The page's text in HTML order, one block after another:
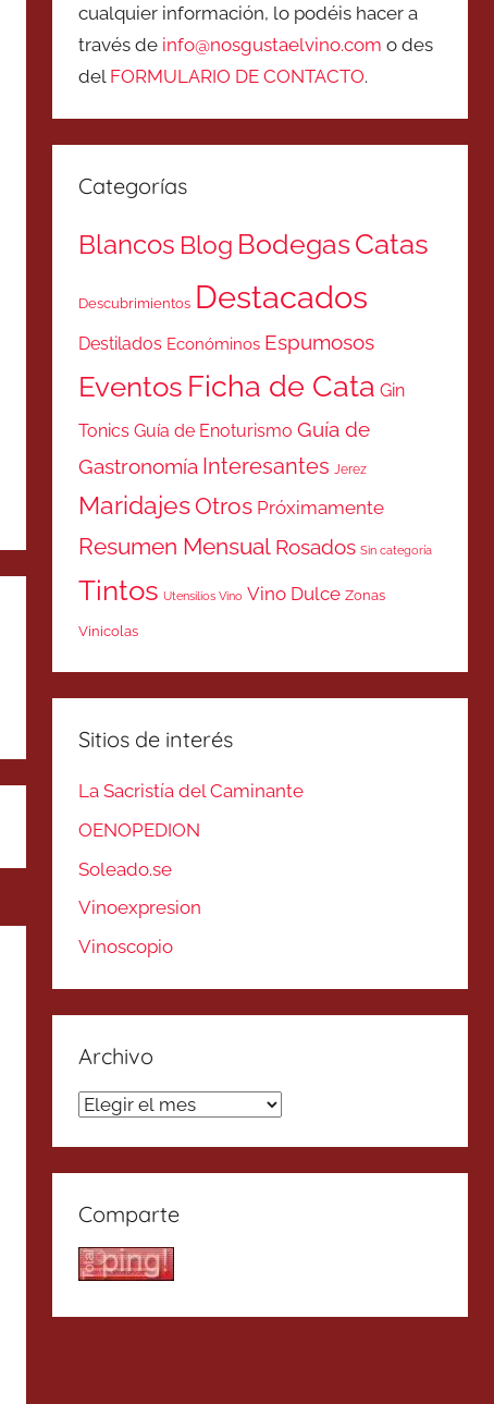
cualquier información, lo podéis hacer a
través de info@nosgustaelvino.com o des
del FORMULARIO DE CONTACTO.
Categorías
Blancos Blog BodegasCatas
Descubrimientos Destacados
Destilados Económinos Espumosos
Eventos Ficha de Cata Gin
Tonics Guía de Enoturismo Guía de
Gastronomía Interesantes Jerez
MaridajesOtros Próximamente
Resumen Mensual Rosados Sin categoría
Tintos Utensilios Vino Vino Dulce Zonas
Vinicolas
Sitios de interés
La Sacristía del Caminante
OENOPEDION
Soleado.se
Vinoexpresion
Vinoscopio
Archivo
Archivo
Comparte